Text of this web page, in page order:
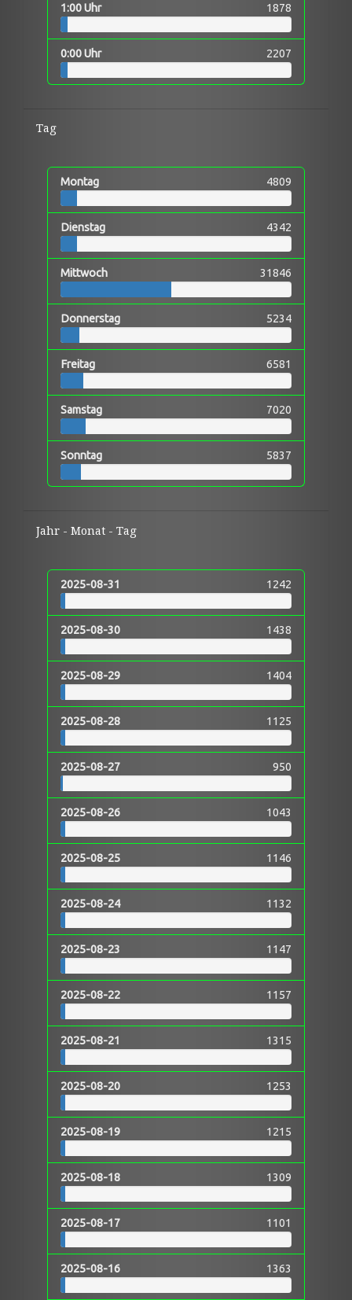
1:00 Uhr 1878
0:00 Uhr 2207
Tag
Montag 4809
Dienstag 4342
Mittwoch 31846
Donnerstag 5234
Freitag 6581
Samstag 7020
Sonntag 5837
Jahr - Monat - Tag
2025-08-31 1242
2025-08-30 1438
2025-08-29 1404
2025-08-28 1125
2025-08-27 950
2025-08-26 1043
2025-08-25 1146
2025-08-24 1132
2025-08-23 1147
2025-08-22 1157
2025-08-21 1315
2025-08-20 1253
2025-08-19 1215
2025-08-18 1309
2025-08-17 1101
2025-08-16 1363